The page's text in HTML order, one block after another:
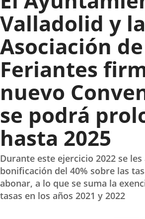
Valladolid y la
Asociación de
Feriantes
nuevo
se podrá
hasta 2025
Durante este ejercicio 2022 se
bonificación del 40% sobre las
abonar, a lo que se suma la
tasas en los años 2021 y 2022